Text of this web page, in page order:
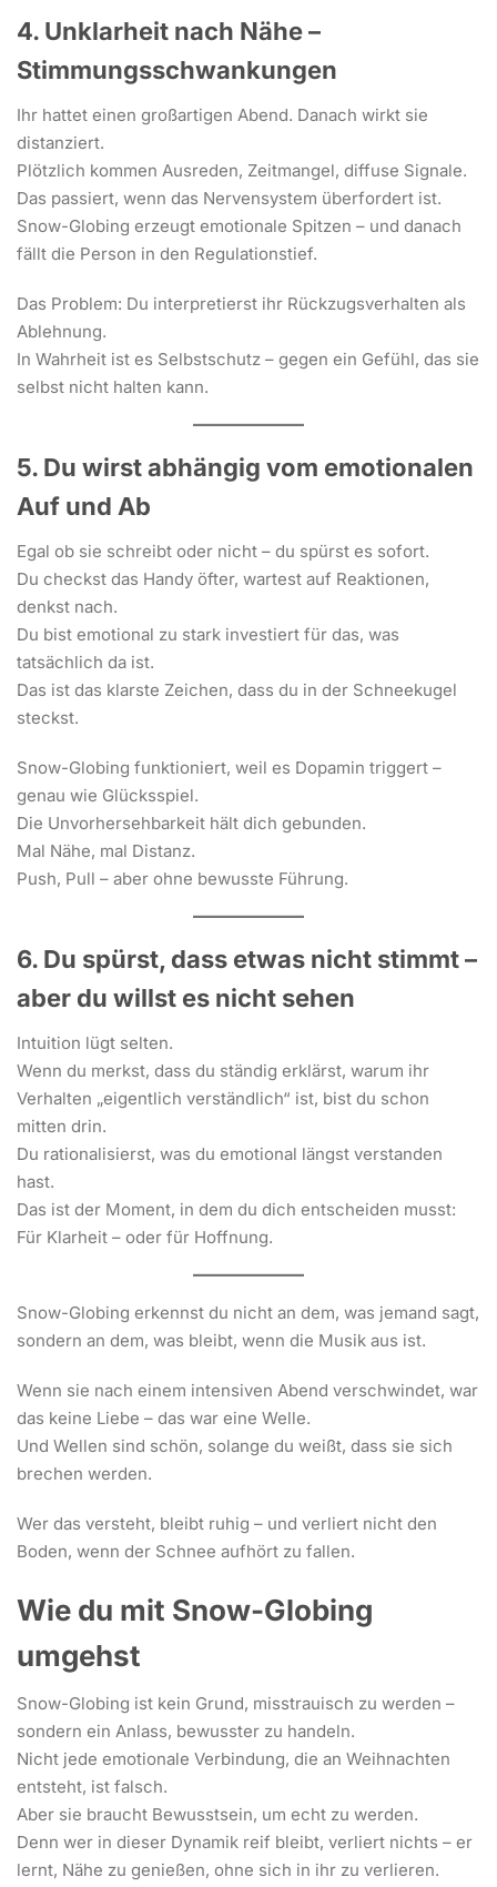
4. Unklarheit nach Nähe –
Stimmungsschwankungen
Ihr hattet einen großartigen Abend. Danach wirkt sie
distanziert.
Plötzlich kommen Ausreden, Zeitmangel, diffuse Signale.
Das passiert, wenn das Nervensystem überfordert ist.
Snow-Globing erzeugt emotionale Spitzen – und danach
fällt die Person in den Regulationstief.
Das Problem: Du interpretierst ihr Rückzugsverhalten als
Ablehnung.
In Wahrheit ist es Selbstschutz – gegen ein Gefühl, das sie
selbst nicht halten kann.
5. Du wirst abhängig vom emotionalen
Auf und Ab
Egal ob sie schreibt oder nicht – du spürst es sofort.
Du checkst das Handy öfter, wartest auf Reaktionen,
denkst nach.
Du bist emotional zu stark investiert für das, was
tatsächlich da ist.
Das ist das klarste Zeichen, dass du in der Schneekugel
steckst.
Snow-Globing funktioniert, weil es Dopamin triggert –
genau wie Glücksspiel.
Die Unvorhersehbarkeit hält dich gebunden.
Mal Nähe, mal Distanz.
Push, Pull – aber ohne bewusste Führung.
6. Du spürst, dass etwas nicht stimmt –
aber du willst es nicht sehen
Intuition lügt selten.
Wenn du merkst, dass du ständig erklärst, warum ihr
Verhalten „eigentlich verständlich“ ist, bist du schon
mitten drin.
Du rationalisierst, was du emotional längst verstanden
hast.
Das ist der Moment, in dem du dich entscheiden musst:
Für Klarheit – oder für Hoffnung.
Snow-Globing erkennst du nicht an dem, was jemand sagt,
sondern an dem, was bleibt, wenn die Musik aus ist.
Wenn sie nach einem intensiven Abend verschwindet, war
das keine Liebe – das war eine Welle.
Und Wellen sind schön, solange du weißt, dass sie sich
brechen werden.
Wer das versteht, bleibt ruhig – und verliert nicht den
Boden, wenn der Schnee aufhört zu fallen.
Wie du mit Snow-Globing
umgehst
Snow-Globing ist kein Grund, misstrauisch zu werden –
sondern ein Anlass, bewusster zu handeln.
Nicht jede emotionale Verbindung, die an Weihnachten
entsteht, ist falsch.
Aber sie braucht Bewusstsein, um echt zu werden.
Denn wer in dieser Dynamik reif bleibt, verliert nichts – er
lernt, Nähe zu genießen, ohne sich in ihr zu verlieren.